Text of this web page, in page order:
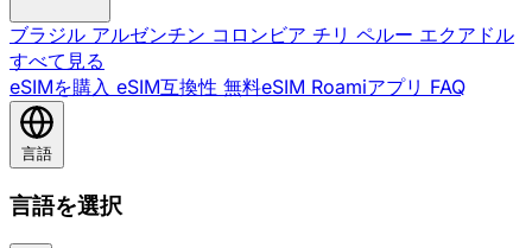
ブラジル アルゼンチン コロンビア チリ ペルー エクアドル
すべて見る
eSIMを購入 eSIM互換性 無料eSIM Roamiアプリ FAQ
言語
言語を選択